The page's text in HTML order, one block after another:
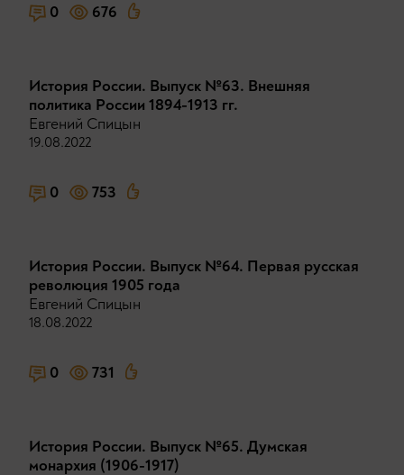
0 676
История России. Выпуск №63. Внешняя
политика России 1894-1913 гг.
Евгений Спицын
19.08.2022
0 753
История России. Выпуск №64. Первая русская
революция 1905 года
Евгений Спицын
18.08.2022
0 731
История России. Выпуск №65. Думская
монархия (1906-1917)